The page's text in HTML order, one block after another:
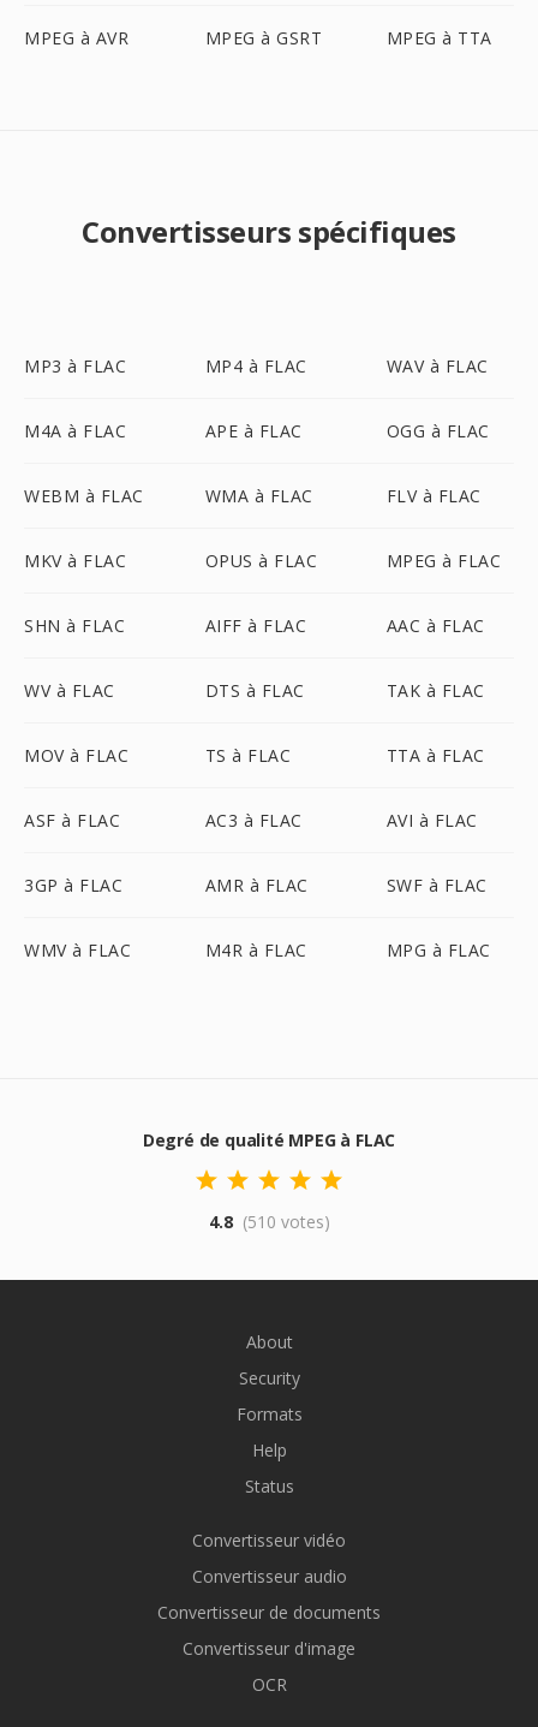
MPEG à AVR MPEG à GSRT MPEG à TTA
Convertisseurs spécifiques
MP3 à FLAC MP4 à FLAC WAV à FLAC
M4A à FLAC APE à FLAC OGG à FLAC
WEBM à FLAC WMA à FLAC FLV à FLAC
MKV à FLAC OPUS à FLAC MPEG à FLAC
SHN à FLAC AIFF à FLAC AAC à FLAC
WV à FLAC DTS à FLAC TAK à FLAC
MOV à FLAC TS à FLAC TTA à FLAC
ASF à FLAC AC3 à FLAC AVI à FLAC
3GP à FLAC AMR à FLAC SWF à FLAC
WMV à FLAC M4R à FLAC MPG à FLAC
Degré de qualité MPEG à FLAC
4.8 (510 votes)
About
Security
Formats
Help
Status
Convertisseur vidéo
Convertisseur audio
Convertisseur de documents
Convertisseur d'image
OCR